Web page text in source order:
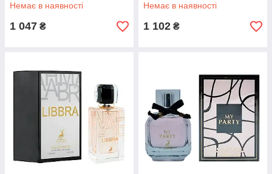
Немає в наявності
1 047 ₴
Немає в наявності
1 102 ₴